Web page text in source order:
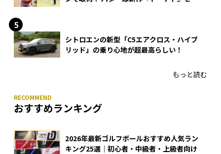
シトロエンの新型「C5エアクロス・ハイブ
リッド」の乗り心地が超最高らしい！
もっと読む
おすすめランキング
2026年最新ゴルフボールおすすめ人気ラン
キング25選｜初心者・中級者・上級者向け